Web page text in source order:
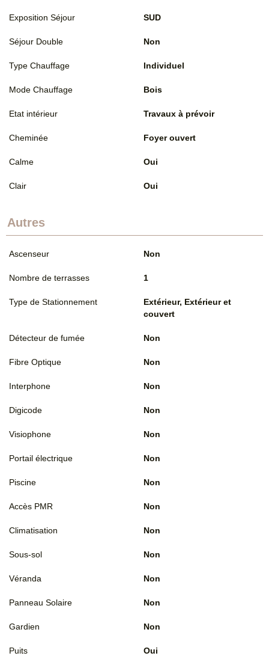
Exposition Séjour SUD
Séjour Double Non
Type Chauffage Individuel
Mode Chauffage Bois
Etat intérieur Travaux à prévoir
Cheminée Foyer ouvert
Calme Oui
Clair Oui
Autres
Ascenseur Non
Nombre de terrasses 1
Type de Stationnement
Extérieur, Extérieur et
couvert
Détecteur de fumée Non
Fibre Optique Non
Interphone Non
Digicode Non
Visiophone Non
Portail électrique Non
Piscine Non
Accès PMR Non
Climatisation Non
Sous-sol Non
Véranda Non
Panneau Solaire Non
Gardien Non
Puits Oui